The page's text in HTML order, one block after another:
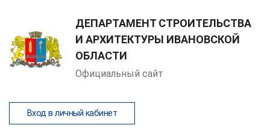
ДЕПАРТАМЕНТ СТРОИТЕЛЬСТВА
И АРХИТЕКТУРЫ ИВАНОВСКОЙ
ОБЛАСТИ
Официальный сайт
Вход в личный кабинет